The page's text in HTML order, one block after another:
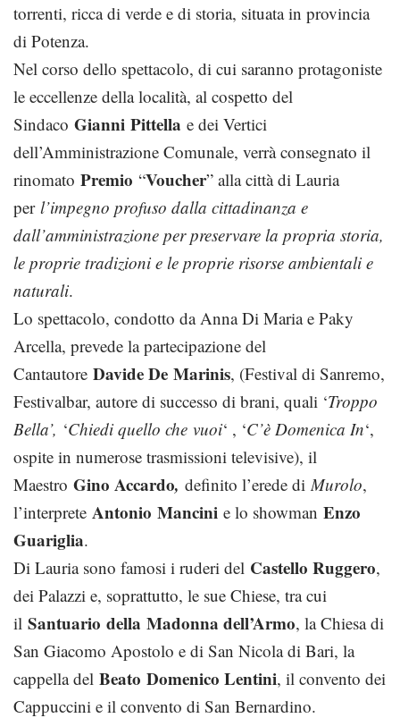
torrenti, ricca di verde e di storia, situata in provincia
di Potenza.
Nel corso dello spettacolo, di cui saranno protagoniste
le eccellenze della località, al cospetto del
Sindaco Gianni Pittella e dei Vertici
dell’Amministrazione Comunale, verrà consegnato il
rinomato Premio “Voucher” alla città di Lauria
per l’impegno profuso dalla cittadinanza e
dall’amministrazione per preservare la propria storia,
le proprie tradizioni e le proprie risorse ambientali e
naturali.
Lo spettacolo, condotto da Anna Di Maria e Paky
Arcella, prevede la partecipazione del
Cantautore Davide De Marinis, (Festival di Sanremo,
Festivalbar, autore di successo di brani, quali ‘Troppo
Bella’, ‘Chiedi quello che vuoi‘ , ‘C’è Domenica In‘,
ospite in numerose trasmissioni televisive), il
Maestro Gino Accardo, definito l’erede di Murolo,
l’interprete Antonio Mancini e lo showman Enzo
Guariglia.
Di Lauria sono famosi i ruderi del Castello Ruggero,
dei Palazzi e, soprattutto, le sue Chiese, tra cui
il Santuario della Madonna dell’Armo, la Chiesa di
San Giacomo Apostolo e di San Nicola di Bari, la
cappella del Beato Domenico Lentini, il convento dei
Cappuccini e il convento di San Bernardino.